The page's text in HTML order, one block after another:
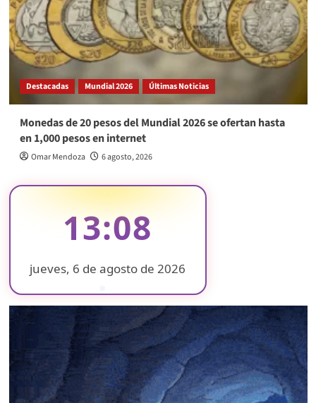
Destacadas Mundial 2026 Últimas Noticias
Monedas de 20 pesos del Mundial 2026 se ofertan hasta
en 1,000 pesos en internet
Omar Mendoza 6 agosto, 2026
13:08
jueves, 6 de agosto de 2026
❄ ❄
❄
❄
❄
❄
❄
❄